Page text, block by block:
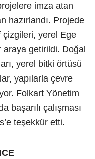
imza atan
hazırlandı. Projede
çizgileri, yerel Ege
getirildi. Doğal
yerel bitki örtüsü
yapılarla çevre
Folkart Yönetim
başarılı çalışması
teşekkür etti.